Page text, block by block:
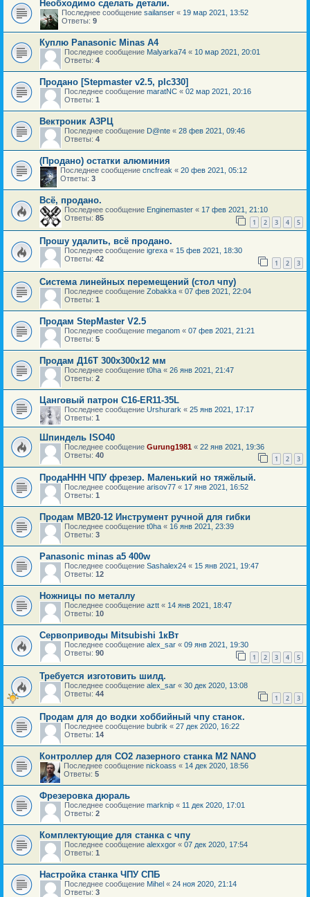
Необходимо сделать детали.
Последнее сообщение sailanser « 19 мар 2021, 13:52
Ответы: 9
Куплю Panasonic Minas A4
Последнее сообщение Malyarka74 « 10 мар 2021, 20:01
Ответы: 4
Продано [Stepmaster v2.5, plс330]
Последнее сообщение maratNC « 02 мар 2021, 20:16
Ответы: 1
Вектроник А3РЦ
Последнее сообщение D@nte « 28 фев 2021, 09:46
Ответы: 4
(Продано) остатки алюминия
Последнее сообщение cncfreak « 20 фев 2021, 05:12
Ответы: 3
Всё, продано.
Последнее сообщение Enginemaster « 17 фев 2021, 21:10
Ответы: 85 1 2 3 4 5
Прошу удалить, всё продано.
Последнее сообщение igrexa « 15 фев 2021, 18:30
Ответы: 42 1 2 3
Система линейных перемещений (стол чпу)
Последнее сообщение Zobakka « 07 фев 2021, 22:04
Ответы: 1
Продам StepMaster V2.5
Последнее сообщение meganom « 07 фев 2021, 21:21
Ответы: 5
Продам Д16Т 300х300х12 мм
Последнее сообщение t0ha « 26 янв 2021, 21:47
Ответы: 2
Цанговый патрон C16-ER11-35L
Последнее сообщение Urshurark « 25 янв 2021, 17:17
Ответы: 1
Шпиндель ISO40
Последнее сообщение Gurung1981 « 22 янв 2021, 19:36
Ответы: 40 1 2 3
ПродаННН ЧПУ фрезер. Маленький но тяжёлый.
Последнее сообщение arisov77 « 17 янв 2021, 16:52
Ответы: 1
Продам MB20-12 Инструмент ручной для гибки
Последнее сообщение t0ha « 16 янв 2021, 23:39
Ответы: 3
Panasonic minas a5 400w
Последнее сообщение Sashalex24 « 15 янв 2021, 19:47
Ответы: 12
Ножницы по металлу
Последнее сообщение aztt « 14 янв 2021, 18:47
Ответы: 10
Сервоприводы Mitsubishi 1кВт
Последнее сообщение alex_sar « 09 янв 2021, 19:30
Ответы: 90 1 2 3 4 5
Требуется изготовить шилд.
Последнее сообщение alex_sar « 30 дек 2020, 13:08
Ответы: 44 1 2 3
Продам для до водки хоббийный чпу станок.
Последнее сообщение bubrik « 27 дек 2020, 16:22
Ответы: 14
Контроллер для СО2 лазерного станка M2 NANO
Последнее сообщение nickoass « 14 дек 2020, 18:56
Ответы: 5
Фрезеровка дюраль
Последнее сообщение marknip « 11 дек 2020, 17:01
Ответы: 2
Комплектующие для станка с чпу
Последнее сообщение alexxgor « 07 дек 2020, 17:54
Ответы: 1
Настройка станка ЧПУ СПБ
Последнее сообщение Mihel « 24 ноя 2020, 21:14
Ответы: 3